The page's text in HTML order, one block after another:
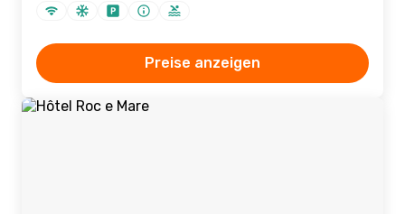
Preise anzeigen